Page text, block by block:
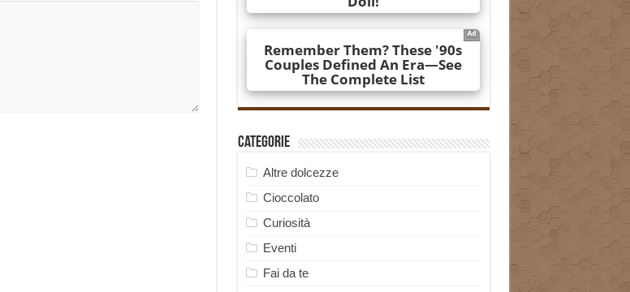
Categorie
Altre dolcezze
Cioccolato
Curiosità
Eventi
Fai da te